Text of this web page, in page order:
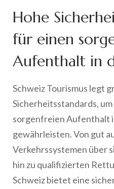
Hohe
für einen
Aufenthalt in
Schweiz Tourismus legt
Sicherheitsstandards,
sorgenfreien Aufenthalt
gewährleisten. Von gut
Verkehrssystemen über
hin zu qualifizierten
Schweiz bietet eine